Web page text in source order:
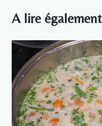
A lire également